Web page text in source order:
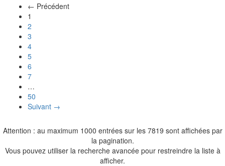
← Précédent
1
2
3
4
5
6
7
…
50
Suivant →
Attention : au maximum 1000 entrées sur les 7819 sont affichées par
la pagination.
Vous pouvez utiliser la recherche avancée pour restreindre la liste à
afficher.